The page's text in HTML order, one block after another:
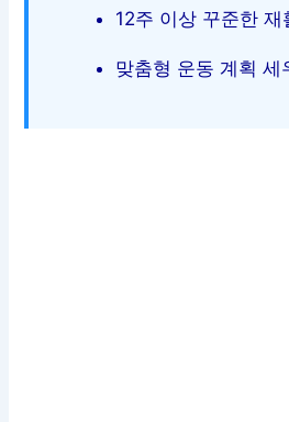
12주 이상 꾸준한 재
맞춤형 운동 계획 세